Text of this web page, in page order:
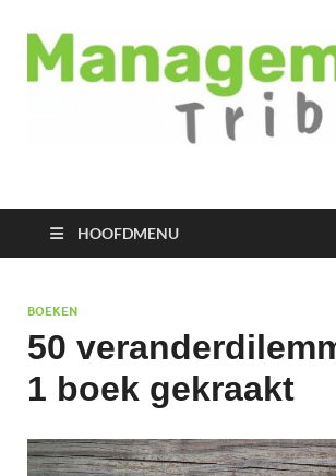
HOOFDMENU
BOEKEN
50
1 boek gekraakt